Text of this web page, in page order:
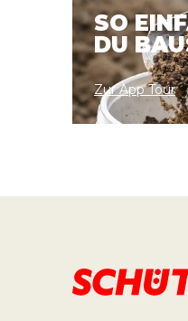
SO
DU
Zur App Tour